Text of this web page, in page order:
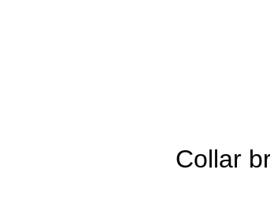
Collar